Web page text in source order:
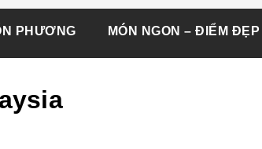
PHƯƠNG MÓN NGON – ĐIỂM ĐẸP